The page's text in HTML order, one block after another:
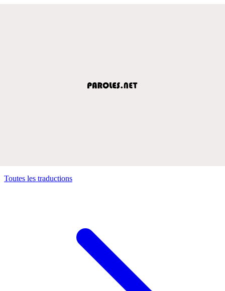
Toutes les traductions